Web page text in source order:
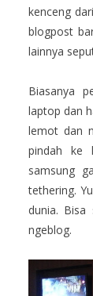
kenceng
blogpost
lainnya
Biasanya
laptop dan
lemot dan
pindah ke
samsung
tethering.
dunia.
ngeblog.